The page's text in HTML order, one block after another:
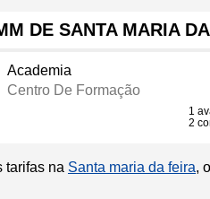
DE SANTA MARIA
Academia
Centro De Formação
1
2
tarifas na Santa maria da feira,